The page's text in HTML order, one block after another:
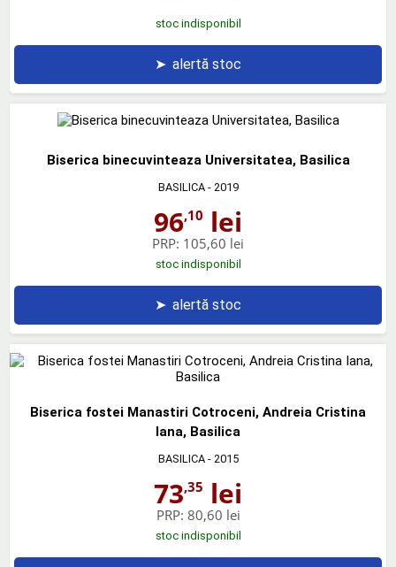
stoc indisponibil
➤ alertă stoc
Biserica binecuvinteaza Universitatea, Basilica
BASILICA- 2019
96,10 lei
PRP: 105,60 lei
stoc indisponibil
➤ alertă stoc
Biserica fostei Manastiri Cotroceni, Andreia Cristina
Iana, Basilica
BASILICA- 2015
73,35 lei
PRP: 80,60 lei
stoc indisponibil